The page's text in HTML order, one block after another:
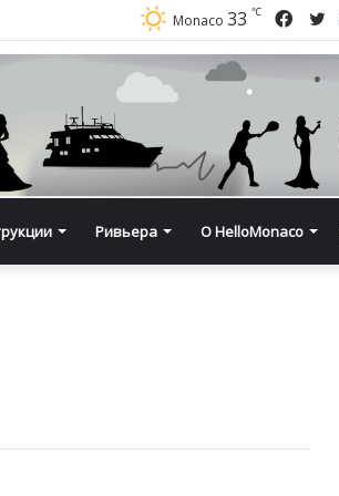
Monaco 33 ℃
Ривьера О HelloMonaco